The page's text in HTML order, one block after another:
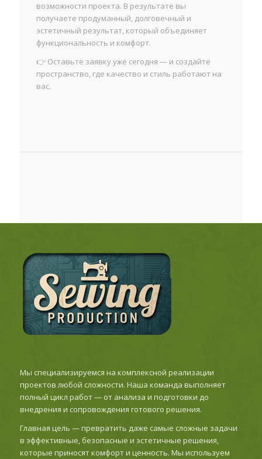
возможности проекта. В результате вы
получаете продуманный, долговечный и
эстетичный результат, который объединяет
функциональность и комфорт.
👉 Оставьте заявку уже сегодня — и создайте
пространство, где качество и стиль работают на
вас.
Мы специализируемся на комплексной реализации
проектов любой сложности. Наша команда выполняет
полный цикл работ — от анализа и подготовки до
внедрения и сопровождения готового решения.
Главная цель — превратить даже самые сложные задачи
в эффективные, безопасные и эстетичные решения,
которые приносят комфорт и ценность. Мы используем